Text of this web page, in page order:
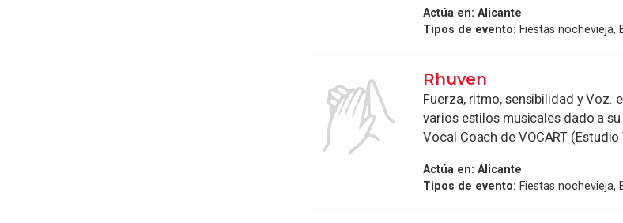
Actúa en: Alicante
Tipos de evento: Fiestas nochevieja,
Rhuven
Fuerza, ritmo, sensibilidad y Voz.
varios estilos musicales dado a
Vocal Coach de VOCART
Actúa en: Alicante
Tipos de evento: Fiestas nochevieja,